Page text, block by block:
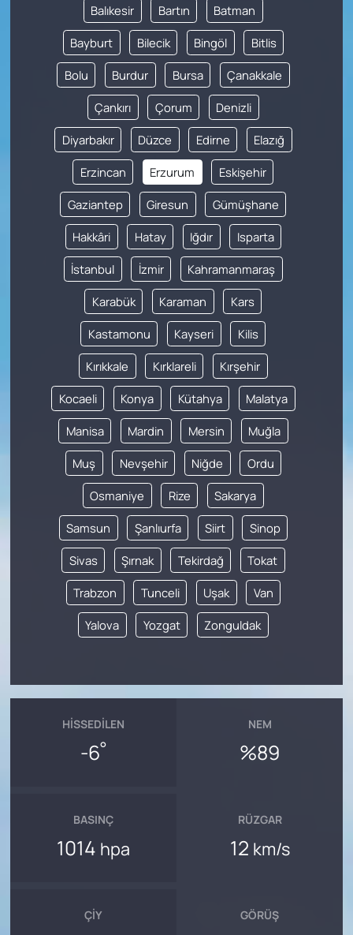
Balıkesir Bartın Batman
Bayburt Bilecik Bingöl Bitlis
Bolu Burdur Bursa Çanakkale
Çankırı Çorum Denizli
Diyarbakır Düzce Edirne Elazığ
Erzincan Erzurum Eskişehir
Gaziantep Giresun Gümüşhane
Hakkâri Hatay Iğdır Isparta
İstanbul İzmir Kahramanmaraş
Karabük Karaman Kars
Kastamonu Kayseri Kilis
Kırıkkale Kırklareli Kırşehir
Kocaeli Konya Kütahya Malatya
Manisa Mardin Mersin Muğla
Muş Nevşehir Niğde Ordu
Osmaniye Rize Sakarya
Samsun Şanlıurfa Siirt Sinop
Sivas Şırnak Tekirdağ Tokat
Trabzon Tunceli Uşak Van
Yalova Yozgat Zonguldak
HISSEDILEN
-6°
NEM
%89
BASINÇ
1014 hpa
RÜZGAR
12 km/s
ÇIY GÖRÜŞ